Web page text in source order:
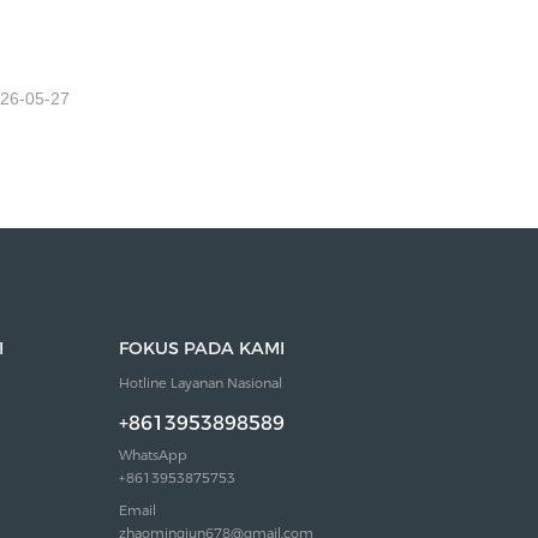
05-27
FOKUS PADA KAMI
Hotline Layanan Nasional
+8613953898589
WhatsApp
+8613953875753
Email
zhaomingjun678@gmail.com